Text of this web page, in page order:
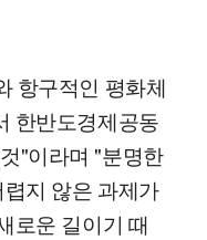
항구적인 평화체
한반도경제공동
"이라며 "분명한
지 않은 과제가
로운 길이기 때